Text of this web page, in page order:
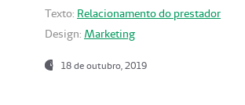
Texto: Relacionamento do prestador
Design: Marketing
18 de outubro, 2019